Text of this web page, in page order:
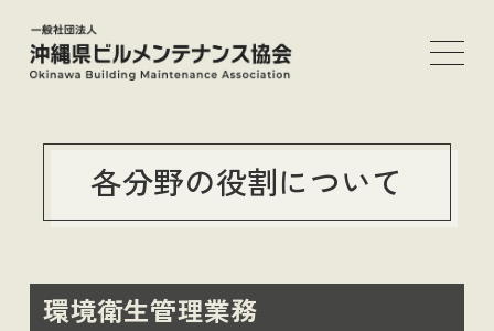
各分野の役割について
環境衛生管理業務